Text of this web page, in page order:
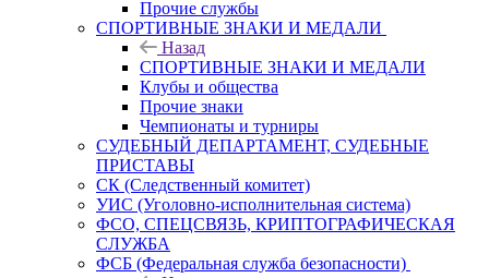
Прочие службы
СПОРТИВНЫЕ ЗНАКИ И МЕДАЛИ
Назад
СПОРТИВНЫЕ ЗНАКИ И МЕДАЛИ
Клубы и общества
Прочие знаки
Чемпионаты и турниры
СУДЕБНЫЙ ДЕПАРТАМЕНТ, СУДЕБНЫЕ
ПРИСТАВЫ
СК (Следственный комитет)
УИС (Уголовно-исполнительная система)
ФСО, СПЕЦСВЯЗЬ, КРИПТОГРАФИЧЕСКАЯ
СЛУЖБА
ФСБ (Федеральная служба безопасности)